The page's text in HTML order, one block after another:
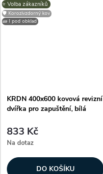
proti vlhkosti, perforovaný
kovový rám, zvýšený okrajový
⭐️ Volba zákazníků
🧱 I pod obklad
🛡️ Korozivzdorný kov
KRDN 400x600 kovová revizní
dvířka pro zapuštění, bílá
833 Kč
Na dotaz
DO KOŠÍKU